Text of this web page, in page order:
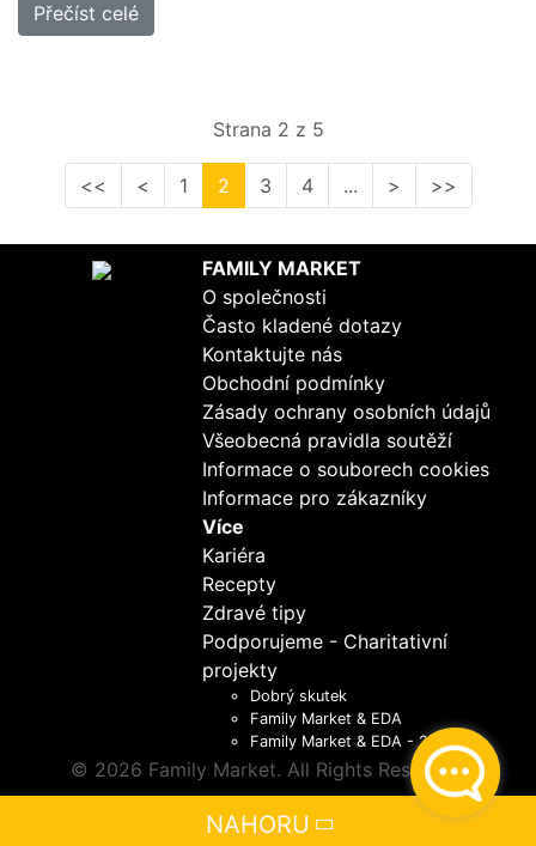
Přečíst celé
Strana 2 z 5
<< < 1 2 3 4 ... > >>
FAMILY MARKET
O společnosti
Často kladené dotazy
Kontaktujte nás
Obchodní podmínky
Zásady ochrany osobních údajů
Všeobecná pravidla soutěží
Informace o souborech cookies
Informace pro zákazníky
Více
Kariéra
Recepty
Zdravé tipy
Podporujeme - Charitativní
projekty
Dobrý skutek
Family Market & EDA
Family Market & EDA - 2021
© 2026 Family Market. All Rights Reserved.
NAHORU